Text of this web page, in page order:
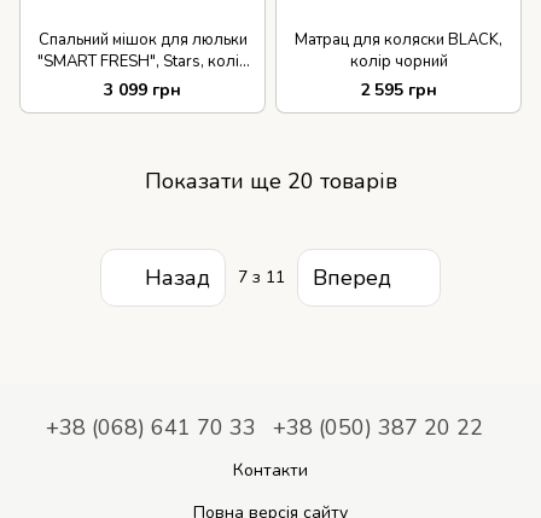
Спальний мішок для люльки
"SMART FRESH", Stars, колір
сірий
3 099 грн
Матрац для коляски BLACK,
колір чорний
2 595 грн
Показати ще 20 товарів
Назад 7 з 11 Вперед
+38 (068) 641 70 33 +38 (050) 387 20 22
Контакти
Повна версія сайту